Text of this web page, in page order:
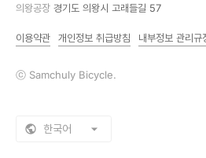
의왕공장 경기도 의왕시 고래들길 57
이용약관 개인정보 취급방침 내부정보 관리규
ⓒ Samchuly Bicycle.